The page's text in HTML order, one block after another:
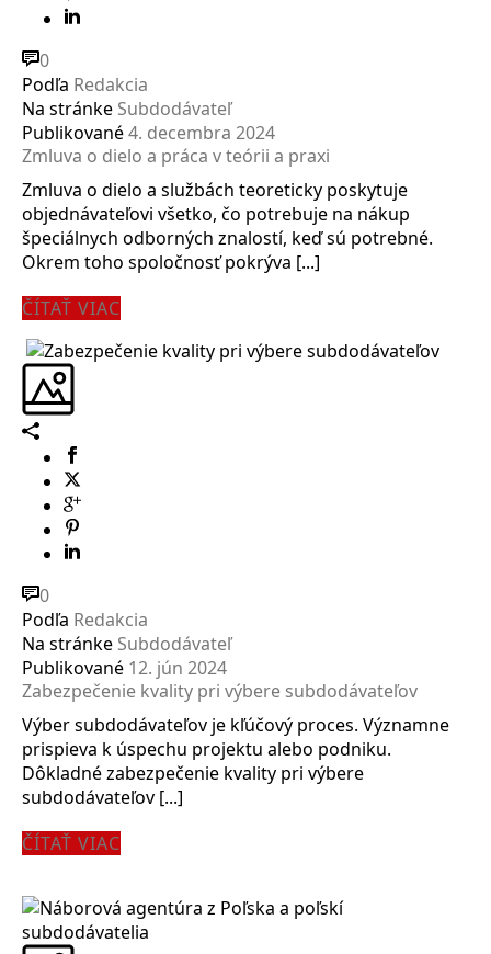
0
Podľa Redakcia
Na stránke Subdodávateľ
Publikované4. decembra 2024
Zmluva o dielo a práca v teórii a praxi
Zmluva o dielo a službách teoreticky poskytuje
objednávateľovi všetko, čo potrebuje na nákup
špeciálnych odborných znalostí, keď sú potrebné.
Okrem toho spoločnosť pokrýva [...]
ČÍTAŤ VIAC
0
Podľa Redakcia
Na stránke Subdodávateľ
Publikované 12. jún 2024
Zabezpečenie kvality pri výbere subdodávateľov
Výber subdodávateľov je kľúčový proces. Významne
prispieva k úspechu projektu alebo podniku.
Dôkladné zabezpečenie kvality pri výbere
subdodávateľov [...]
ČÍTAŤ VIAC